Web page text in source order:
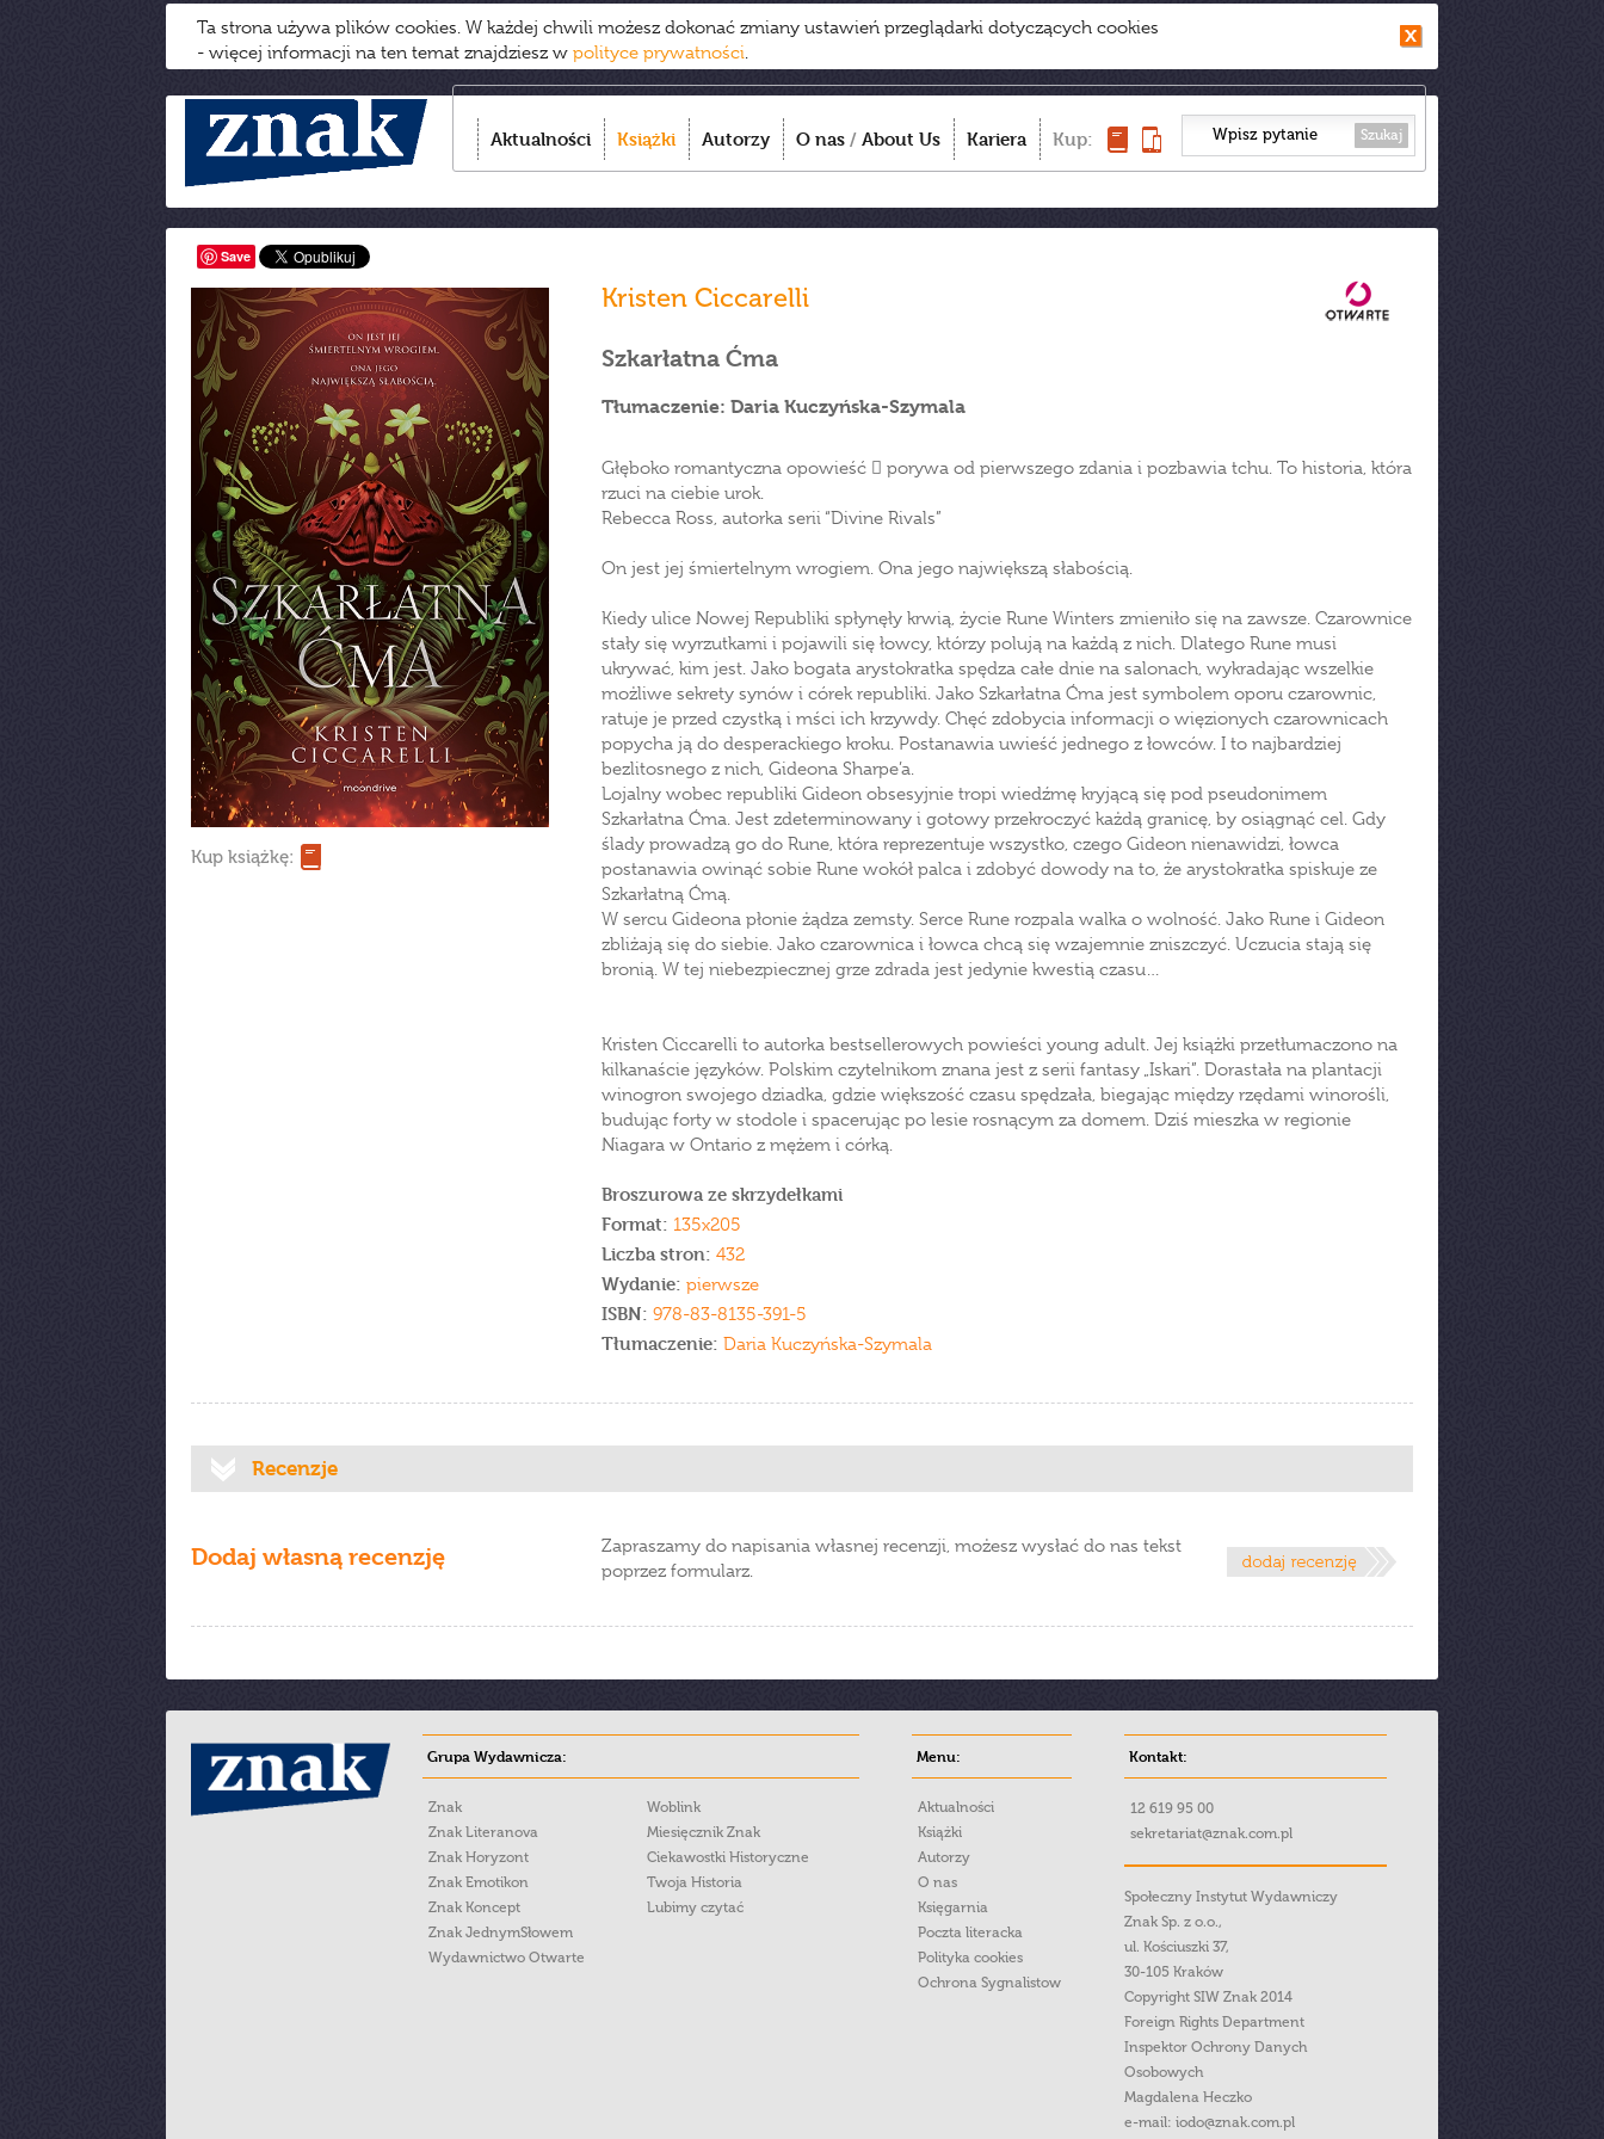
Ta strona używa plików cookies. W każdej chwili możesz dokonać zmiany ustawień przeglądarki dotyczących cookies
- więcej informacji na ten temat znajdziesz w polityce prywatności.
Aktualności Książki Autorzy O nas / About Us Kariera Kup: Szukaj
Save
Kup książkę:
Kristen Ciccarelli
Szkarłatna Ćma
Tłumaczenie: Daria Kuczyńska-Szymala
Głęboko romantyczna opowieść  porywa od pierwszego zdania i pozbawia tchu. To historia, która
rzuci na ciebie urok.
Rebecca Ross, autorka serii “Divine Rivals”
On jest jej śmiertelnym wrogiem. Ona jego największą słabością.
Kiedy ulice Nowej Republiki spłynęły krwią, życie Rune Winters zmieniło się na zawsze. Czarownice
stały się wyrzutkami i pojawili się łowcy, którzy polują na każdą z nich. Dlatego Rune musi
ukrywać, kim jest. Jako bogata arystokratka spędza całe dnie na salonach, wykradając wszelkie
możliwe sekrety synów i córek republiki. Jako Szkarłatna Ćma jest symbolem oporu czarownic,
ratuje je przed czystką i mści ich krzywdy. Chęć zdobycia informacji o więzionych czarownicach
popycha ją do desperackiego kroku. Postanawia uwieść jednego z łowców. I to najbardziej
bezlitosnego z nich, Gideona Sharpe’a.
Lojalny wobec republiki Gideon obsesyjnie tropi wiedźmę kryjącą się pod pseudonimem
Szkarłatna Ćma. Jest zdeterminowany i gotowy przekroczyć każdą granicę, by osiągnąć cel. Gdy
ślady prowadzą go do Rune, która reprezentuje wszystko, czego Gideon nienawidzi, łowca
postanawia owinąć sobie Rune wokół palca i zdobyć dowody na to, że arystokratka spiskuje ze
Szkarłatną Ćmą.
W sercu Gideona płonie żądza zemsty. Serce Rune rozpala walka o wolność. Jako Rune i Gideon
zbliżają się do siebie. Jako czarownica i łowca chcą się wzajemnie zniszczyć. Uczucia stają się
bronią. W tej niebezpiecznej grze zdrada jest jedynie kwestią czasu…
Kristen Ciccarelli to autorka bestsellerowych powieści young adult. Jej książki przetłumaczono na
kilkanaście języków. Polskim czytelnikom znana jest z serii fantasy „Iskari”. Dorastała na plantacji
winogron swojego dziadka, gdzie większość czasu spędzała, biegając między rzędami winorośli,
budując forty w stodole i spacerując po lesie rosnącym za domem. Dziś mieszka w regionie
Niagara w Ontario z mężem i córką.
Broszurowa ze skrzydełkami
Format: 135x205
Liczba stron: 432
Wydanie: pierwsze
ISBN: 978-83-8135-391-5
Tłumaczenie: Daria Kuczyńska-Szymala
Recenzje
Dodaj własną recenzję
Zapraszamy do napisania własnej recenzji, możesz wysłać do nas tekst
poprzez formularz.
Grupa Wydawnicza:
Znak
Znak Literanova
Znak Horyzont
Znak Emotikon
Znak Koncept
Znak JednymSłowem
Wydawnictwo Otwarte
Woblink
Miesięcznik Znak
Ciekawostki Historyczne
Twoja Historia
Lubimy czytać
Menu:
Aktualności
Książki
Autorzy
O nas
Księgarnia
Poczta literacka
Polityka cookies
Ochrona Sygnalistow
Kontakt:
12 619 95 00
sekretariat@znak.com.pl
Społeczny Instytut Wydawniczy
Znak Sp. z o.o.,
ul. Kościuszki 37,
30-105 Kraków
Copyright SIW Znak 2014
Foreign Rights Department
Inspektor Ochrony Danych
Osobowych
Magdalena Heczko
e-mail: iodo@znak.com.pl